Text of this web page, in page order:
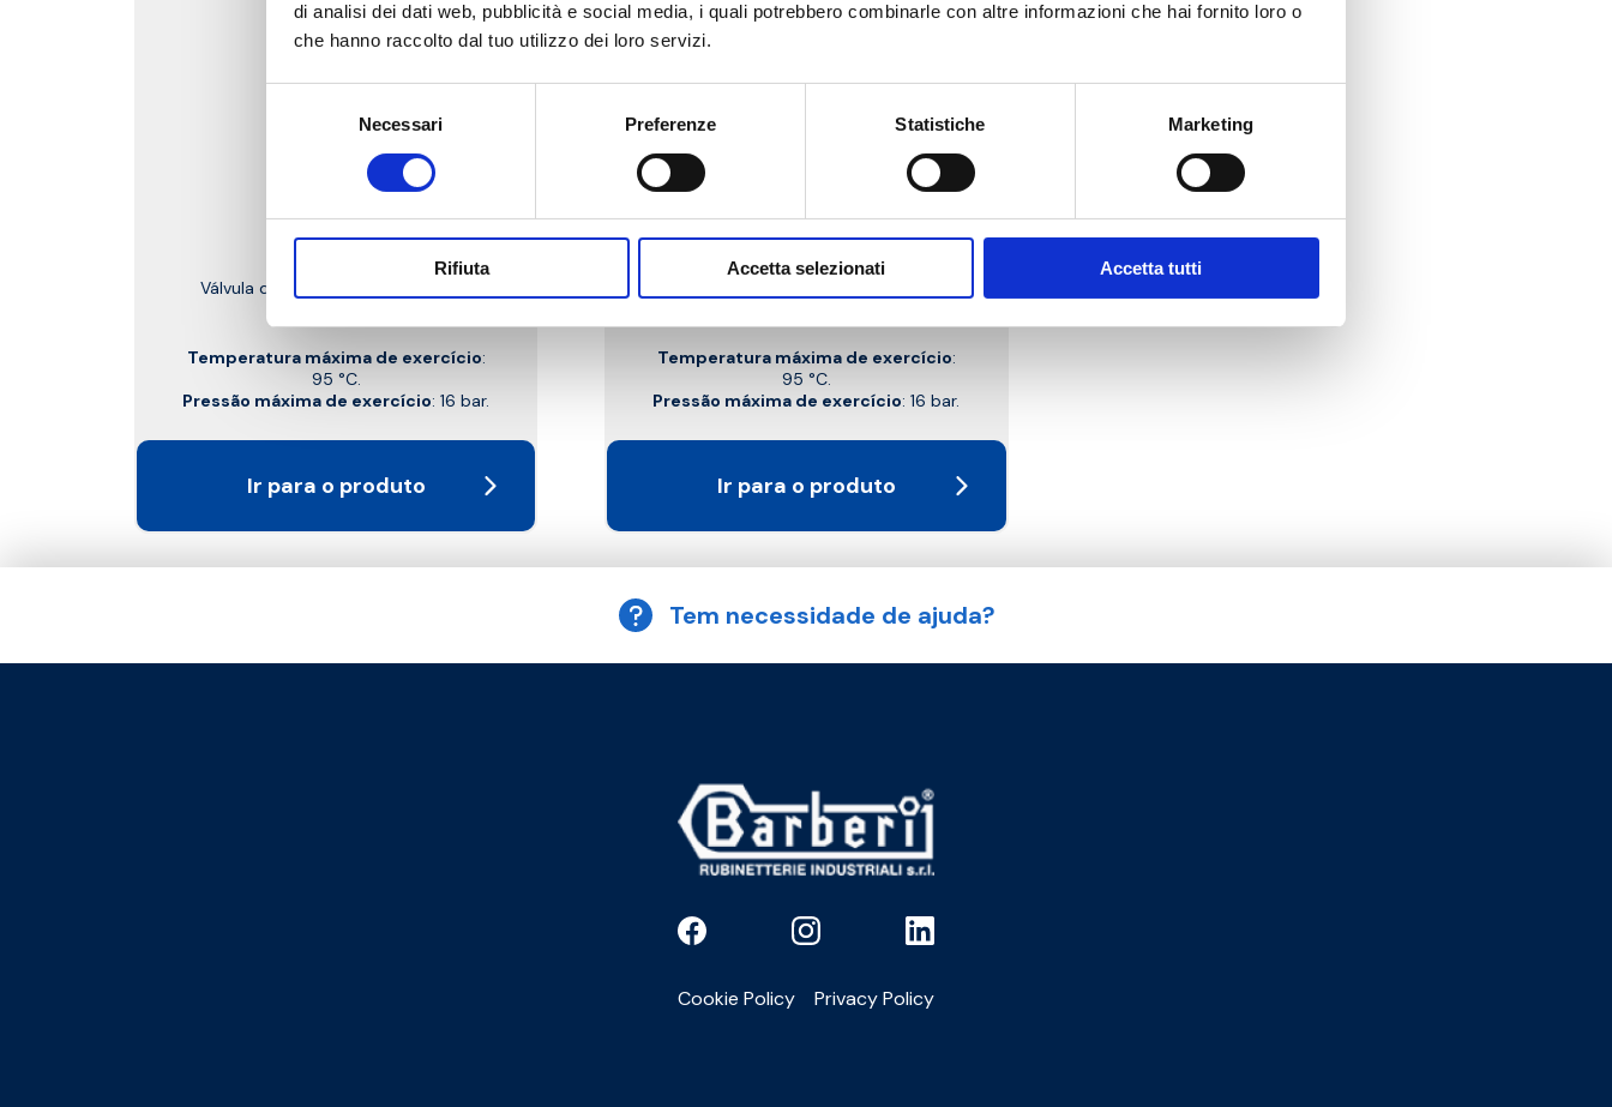
di analisi dei dati web, pubblicità e social media, i quali potrebbero combinarle con altre informazioni che hai fornito loro o
che hanno raccolto dal tuo utilizzo dei loro servizi.
Necessari Preferenze Statistiche Marketing
Rifiuta Accetta selezionati Accetta tutti
179
Válvula de retenção compacta MF
Temperatura máxima de exercício:
95 °C.
Pressão máxima de exercício: 16 bar.
Ir para o produto
178
Temperatura máxima de exercício:
95 °C.
Pressão máxima de exercício: 16 bar.
Ir para o produto
Tem necessidade de ajuda?
Cookie Policy Privacy Policy